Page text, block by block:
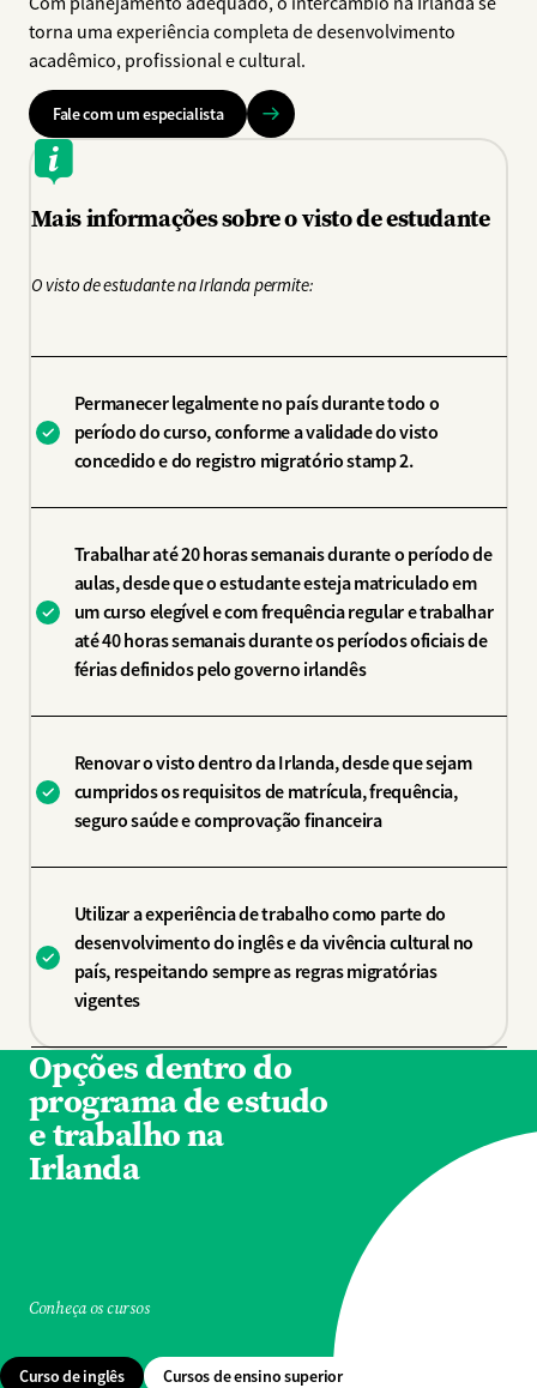
torna uma experiência completa de desenvolvimento
acadêmico, profissional e cultural.
Fale com um especialista
Mais informações sobre o visto de estudante
O visto de estudante na Irlanda permite:
Permanecer legalmente no país durante todo o
período do curso, conforme a validade do visto
concedido e do registro migratório stamp 2.
Trabalhar até 20 horas semanais durante o período de
aulas, desde que o estudante esteja matriculado em
um curso elegível e com frequência regular e trabalhar
até 40 horas semanais durante os períodos oficiais de
férias definidos pelo governo irlandês
Renovar o visto dentro da Irlanda, desde que sejam
cumpridos os requisitos de matrícula, frequência,
seguro saúde e comprovação financeira
Utilizar a experiência de trabalho como parte do
desenvolvimento do inglês e da vivência cultural no
país, respeitando sempre as regras migratórias
vigentes
Opções dentro do
programa de estudo
e trabalho na
Irlanda
Conheça os cursos
Curso de inglês Cursos de ensino superior